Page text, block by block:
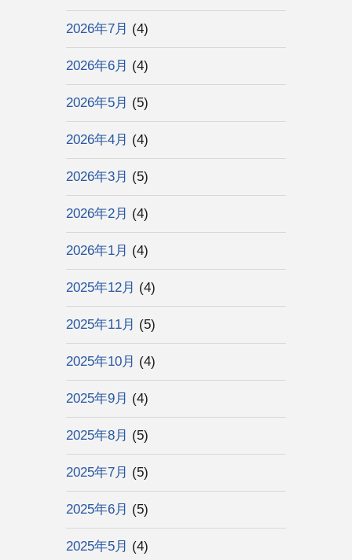
2026年7月 (4)
2026年6月 (4)
2026年5月 (5)
2026年4月 (4)
2026年3月 (5)
2026年2月 (4)
2026年1月 (4)
2025年12月 (4)
2025年11月 (5)
2025年10月 (4)
2025年9月 (4)
2025年8月 (5)
2025年7月 (5)
2025年6月 (5)
2025年5月 (4)